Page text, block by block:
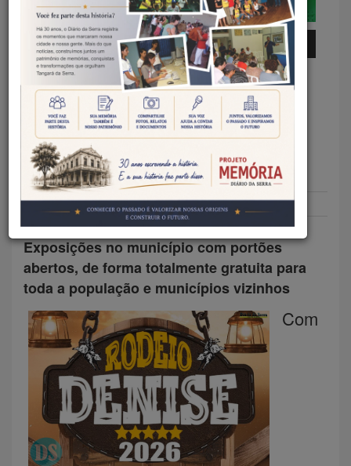
Início Geral
RODEIO 2026 PROMETE
AGITAR DENISE NO MÊS DE
JULHO
Redação DS 27/05/2026 Geral
O evento será realizado no Parque de
Exposições no município com portões
abertos, de forma totalmente gratuita para
toda a população e municípios vizinhos
Com